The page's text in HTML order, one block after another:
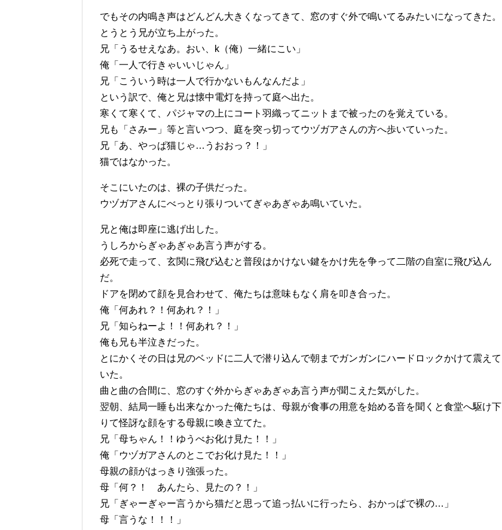
でもその内鳴き声はどんどん大きくなってきて、窓のすぐ外で鳴いてるみたいになってきた。
とうとう兄が立ち上がった。
兄「うるせえなあ。おい、k（俺）一緒にこい」
俺「一人で行きゃいいじゃん」
兄「こういう時は一人で行かないもんなんだよ」
という訳で、俺と兄は懐中電灯を持って庭へ出た。
寒くて寒くて、パジャマの上にコート羽織ってニットまで被ったのを覚えている。
兄も「さみー」等と言いつつ、庭を突っ切ってウヅガアさんの方へ歩いていった。
兄「あ、やっぱ猫じゃ…うおおっ？！」
猫ではなかった。
そこにいたのは、裸の子供だった。
ウヅガアさんにべっとり張りついてぎゃあぎゃあ鳴いていた。
兄と俺は即座に逃げ出した。
うしろからぎゃあぎゃあ言う声がする。
必死で走って、玄関に飛び込むと普段はかけない鍵をかけ先を争って二階の自室に飛び込ん
だ。
ドアを閉めて顔を見合わせて、俺たちは意味もなく肩を叩き合った。
俺「何あれ？！何あれ？！」
兄「知らねーよ！！何あれ？！」
俺も兄も半泣きだった。
とにかくその日は兄のベッドに二人で潜り込んで朝までガンガンにハードロックかけて震えて
いた。
曲と曲の合間に、窓のすぐ外からぎゃあぎゃあ言う声が聞こえた気がした。
翌朝、結局一睡も出来なかった俺たちは、母親が食事の用意を始める音を聞くと食堂へ駆け下
りて怪訝な顔をする母親に喚き立てた。
兄「母ちゃん！！ゆうべお化け見た！！」
俺「ウヅガアさんのとこでお化け見た！！」
母親の顔がはっきり強張った。
母「何？！ あんたら、見たの？！」
兄「ぎゃーぎゃー言うから猫だと思って追っ払いに行ったら、おかっぱで裸の…」
母「言うな！！！」